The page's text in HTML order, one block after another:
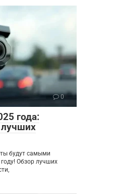
0
года:
будут самыми
Обзор лучших